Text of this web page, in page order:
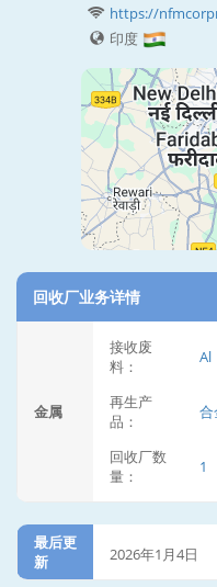
https://
印度
回收厂业务详情
金属
接收废
料：
Al
再生产
品：
合
回收厂数
量：
1
最后更
新
2026年1月4日